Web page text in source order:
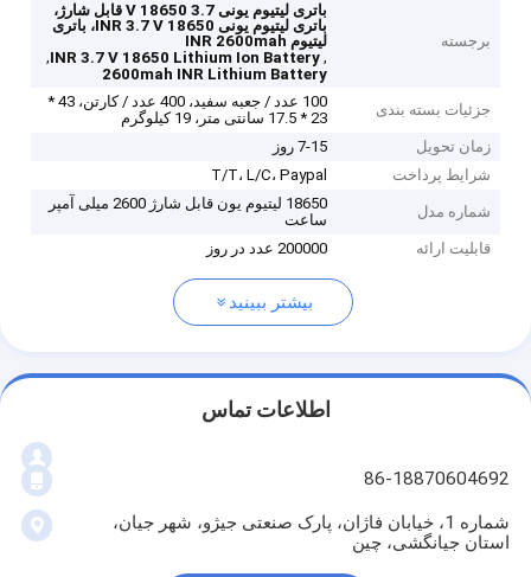
برجسته
باتری لیتیوم یونی 3.7 V 18650 قابل شارژ،
باتری لیتیوم یونی INR 3.7 V 18650، باتری
لیتیوم INR 2600mah
,
INR 3.7 V 18650 Lithium Ion Battery
,
2600mah INR Lithium Battery
جزئیات بسته بندی
100 عدد / جعبه سفید، 400 عدد / کارتن، 43 *
23 * 17.5 سانتی متر، 19 کیلوگرم
زمان تحویل
7-15 روز
شرایط پرداخت
T/T، L/C، Paypal
شماره مدل
18650 لیتیوم یون قابل شارژ 2600 میلی آمپر
ساعت
قابلیت ارائه
200000 عدد در روز
بیشتر ببینید
اطلاعات تماس
86-18870604692
شماره 1، خیابان فاژان، پارک صنعتی جیژو، شهر جیان،
استان جیانگشی، چین